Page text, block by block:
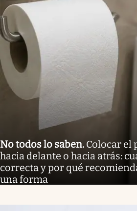
No todos lo saben. Colocar el
hacia delante o hacia atrás:
correcta y por qué
una forma